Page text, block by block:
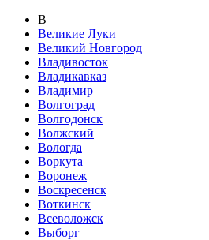
В
Великие Луки
Великий Новгород
Владивосток
Владикавказ
Владимир
Волгоград
Волгодонск
Волжский
Вологда
Воркута
Воронеж
Воскресенск
Воткинск
Всеволожск
Выборг